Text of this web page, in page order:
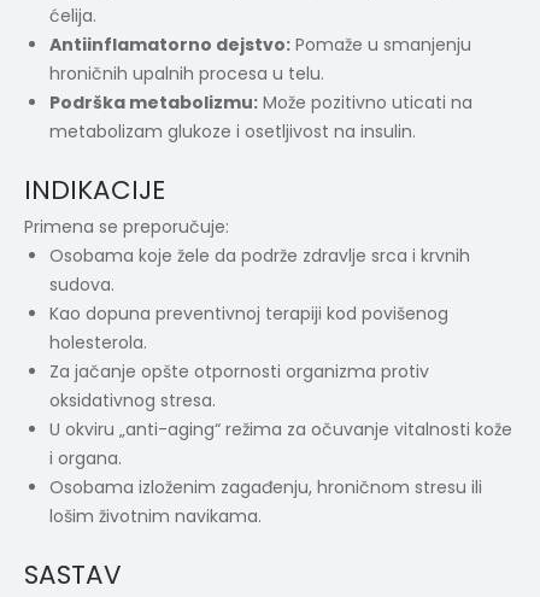
ćelija.
Antiinflamatorno dejstvo: Pomaže u smanjenju
hroničnih upalnih procesa u telu.
Podrška metabolizmu: Može pozitivno uticati na
metabolizam glukoze i osetljivost na insulin.
INDIKACIJE
Primena se preporučuje:
Osobama koje žele da podrže zdravlje srca i krvnih
sudova.
Kao dopuna preventivnoj terapiji kod povišenog
holesterola.
Za jačanje opšte otpornosti organizma protiv
oksidativnog stresa.
U okviru „anti-aging“ režima za očuvanje vitalnosti kože
i organa.
Osobama izloženim zagađenju, hroničnom stresu ili
lošim životnim navikama.
SASTAV